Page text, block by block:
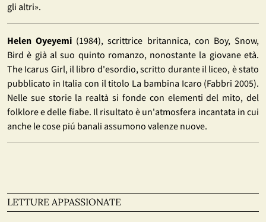
gli altri».
Helen Oyeyemi (1984), scrittrice britannica, con Boy, Snow,
Bird è già al suo quinto romanzo, nonostante la giovane età.
The Icarus Girl, il libro d'esordio, scritto durante il liceo, è stato
pubblicato in Italia con il titolo La bambina Icaro (Fabbri 2005).
Nelle sue storie la realtà si fonde con elementi del mito, del
folklore e delle fiabe. Il risultato è un'atmosfera incantata in cui
anche le cose piú banali assumono valenze nuove.
LETTURE APPASSIONATE